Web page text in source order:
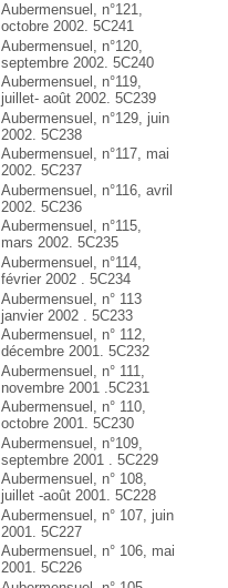
Aubermensuel, n°121,
octobre 2002. 5C241
Aubermensuel, n°120,
septembre 2002. 5C240
Aubermensuel, n°119,
juillet- août 2002. 5C239
Aubermensuel, n°129, juin
2002. 5C238
Aubermensuel, n°117, mai
2002. 5C237
Aubermensuel, n°116, avril
2002. 5C236
Aubermensuel, n°115,
mars 2002. 5C235
Aubermensuel, n°114,
février 2002 . 5C234
Aubermensuel, n° 113
janvier 2002 . 5C233
Aubermensuel, n° 112,
décembre 2001. 5C232
Aubermensuel, n° 111,
novembre 2001 .5C231
Aubermensuel, n° 110,
octobre 2001. 5C230
Aubermensuel, n°109,
septembre 2001 . 5C229
Aubermensuel, n° 108,
juillet -août 2001. 5C228
Aubermensuel, n° 107, juin
2001. 5C227
Aubermensuel, n° 106, mai
2001. 5C226